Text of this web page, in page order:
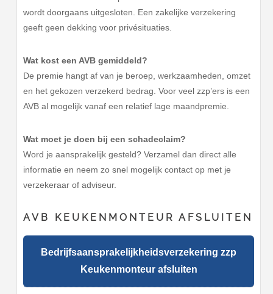
wordt doorgaans uitgesloten. Een zakelijke verzekering
geeft geen dekking voor privésituaties.
Wat kost een AVB gemiddeld?
De premie hangt af van je beroep, werkzaamheden, omzet
en het gekozen verzekerd bedrag. Voor veel zzp’ers is een
AVB al mogelijk vanaf een relatief lage maandpremie.
Wat moet je doen bij een schadeclaim?
Word je aansprakelijk gesteld? Verzamel dan direct alle
informatie en neem zo snel mogelijk contact op met je
verzekeraar of adviseur.
AVB KEUKENMONTEUR AFSLUITEN
Bedrijfsaansprakelijkheidsverzekering zzp
Keukenmonteur afsluiten